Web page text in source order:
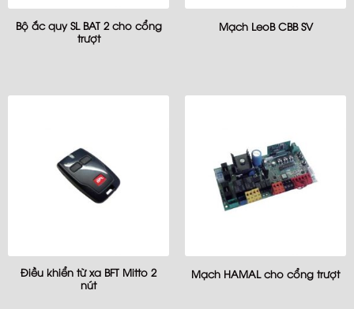
Bộ ắc quy SL BAT 2 cho cổng
trượt
Mạch LeoB CBB SV
Điều khiển từ xa BFT Mitto 2
nút
Mạch HAMAL cho cổng trượt